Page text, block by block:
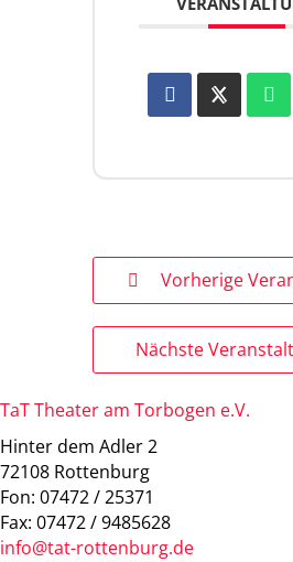
Vorherige
Nächste
TaT Theater am Torbogen e.V.
Hinter dem Adler 2
72108 Rottenburg
Fon: 07472 / 25371
Fax: 07472 / 9485628
info@tat-rottenburg.de